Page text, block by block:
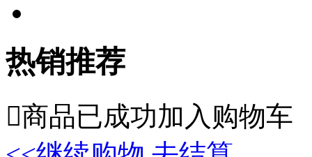
热销推荐
商品已成功加入购物车